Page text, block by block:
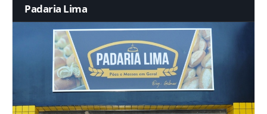
Padaria Lima